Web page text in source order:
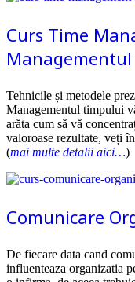
Curs Time
Tehnicile și metodele
Managementul timpului
arăta cum să vă
valoroase rezultate, veți
(mai multe detalii aici…)
Comunicare
De fiecare data cand
influenteaza organizatia